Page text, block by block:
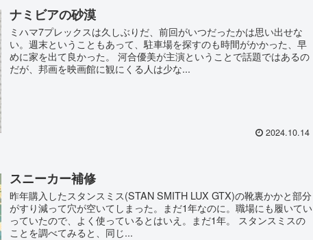
ナミビアの砂漠
ミハマ7プレックスは久しぶりだ、前回がいつだったかは思い出せな
い。週末ということもあって、駐車場を探すのも時間がかかった、早
めに家を出て良かった。 河合優美が主演ということで話題ではあるの
だが、邦画を映画館に観にくる人は少な...
2024.10.14
スニーカー補修
昨年購入したスタンスミス(STAN SMITH LUX GTX)の靴裏かかと部分
がすり減って穴が空いてしまった。まだ1年なのに。職場にも履いてい
っていたので、よく使っているとはいえ。まだ1年。 スタンスミスの
ことを調べてみると、同じ...